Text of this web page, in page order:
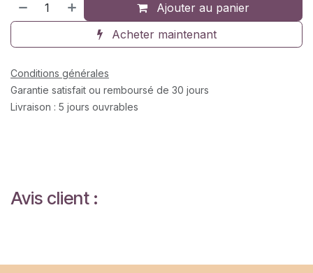
Ajouter au panier
Acheter maintenant
Conditions générales
Garantie satisfait ou remboursé de 30 jours
Livraison : 5 jours ouvrables
Avis client :